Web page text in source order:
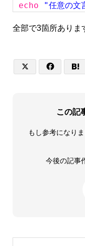
echo "任意の文
全部で3箇所ありま
  
この記
もし参考になり
今後の記事